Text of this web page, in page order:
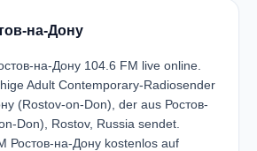
на-Дону
на-Дону 104.6 FM live online.
Adult Contemporary-Radiosender
(Rostov-on-Don), der aus Ростов-
Don), Rostov, Russia sendet.
Ростов-на-Дону kostenlos auf